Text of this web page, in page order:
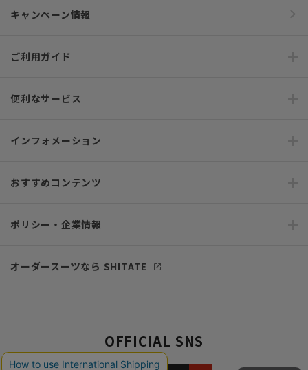
キャンペーン情報
ご利用ガイド
便利なサービス
インフォメーション
おすすめコンテンツ
ポリシー・企業情報
オーダースーツなら SHITATE
OFFICIAL SNS